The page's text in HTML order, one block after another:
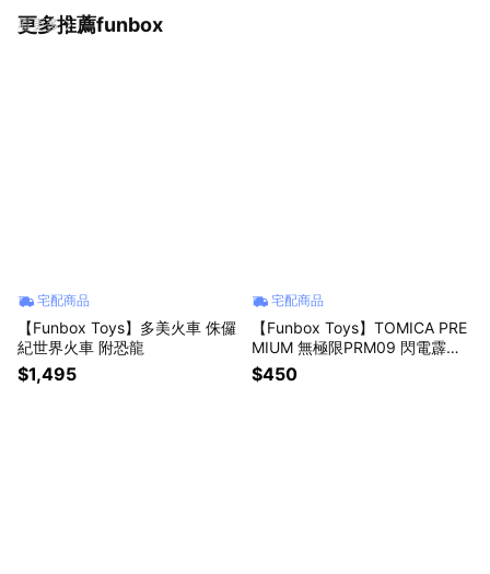
更多推薦funbox
看更多
宅配商品
【Funbox Toys】多美火車 侏儸
紀世界火車 附恐龍
$1,495
宅配商品
【Funbox Toys】TOMICA PRE
MIUM 無極限PRM09 閃電霹靂
車 阿斯拉
$450